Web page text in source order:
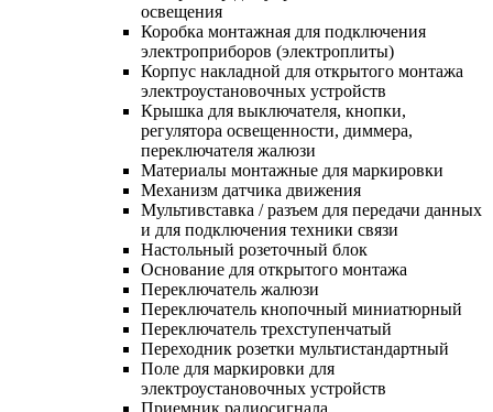
освещения
Коробка монтажная для подключения
электроприборов (электроплиты)
Корпус накладной для открытого монтажа
электроустановочных устройств
Крышка для выключателя, кнопки,
регулятора освещенности, диммера,
переключателя жалюзи
Материалы монтажные для маркировки
Механизм датчика движения
Мультивставка / разъем для передачи данных
и для подключения техники связи
Настольный розеточный блок
Основание для открытого монтажа
Переключатель жалюзи
Переключатель кнопочный миниатюрный
Переключатель трехступенчатый
Переходник розетки мультистандартный
Поле для маркировки для
электроустановочных устройств
Приемник радиосигнала